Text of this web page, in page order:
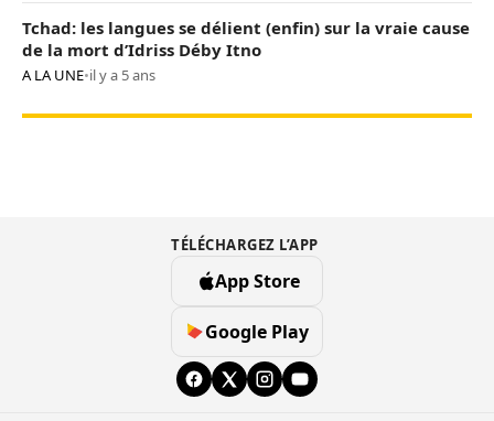
Tchad: les langues se délient (enfin) sur la vraie cause
de la mort d’Idriss Déby Itno
A LA UNE•il y a 5 ans
TÉLÉCHARGEZ L’APP
App Store
Google Play